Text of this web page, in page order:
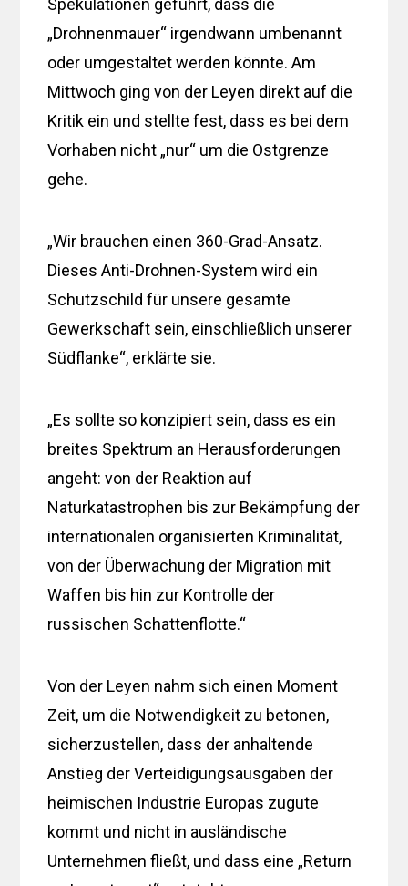
„Drohnenmauer“ irgendwann umbenannt
oder umgestaltet werden könnte. Am
Mittwoch ging von der Leyen direkt auf die
Kritik ein und stellte fest, dass es bei dem
Vorhaben nicht „nur“ um die Ostgrenze
gehe.
„Wir brauchen einen 360-Grad-Ansatz.
Dieses Anti-Drohnen-System wird ein
Schutzschild für unsere gesamte
Gewerkschaft sein, einschließlich unserer
Südflanke“, erklärte sie.
„Es sollte so konzipiert sein, dass es ein
breites Spektrum an Herausforderungen
angeht: von der Reaktion auf
Naturkatastrophen bis zur Bekämpfung der
internationalen organisierten Kriminalität,
von der Überwachung der Migration mit
Waffen bis hin zur Kontrolle der
russischen Schattenflotte.“
Von der Leyen nahm sich einen Moment
Zeit, um die Notwendigkeit zu betonen,
sicherzustellen, dass der anhaltende
Anstieg der Verteidigungsausgaben der
heimischen Industrie Europas zugute
kommt und nicht in ausländische
Unternehmen fließt, und dass eine „Return